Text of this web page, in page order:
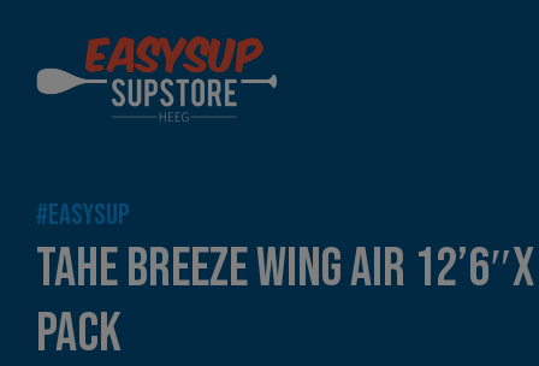
#EASYSUP
TAHE BREEZE WING AIR
PACK